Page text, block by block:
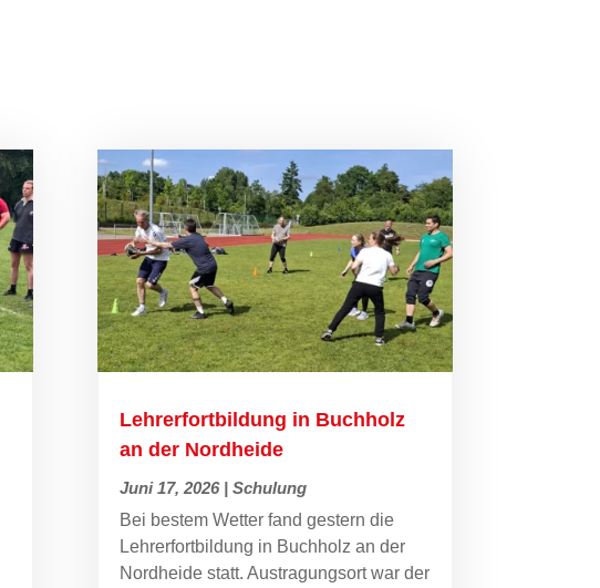
Lehrerfortbildung in Buchholz
an der Nordheide
Juni 17, 2026| Schulung
Bei bestem Wetter fand gestern die
Lehrerfortbildung in Buchholz an der
Nordheide statt. Austragungsort war der